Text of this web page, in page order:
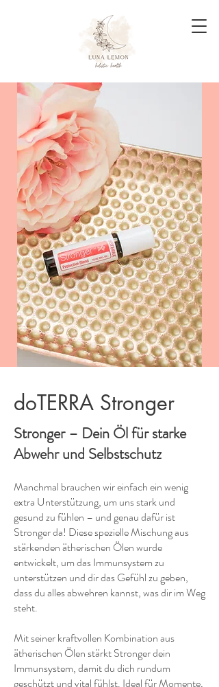
doTERRA Stronger
Stronger – Dein Öl für starke
Abwehr und Selbstschutz
Manchmal brauchen wir einfach ein wenig
extra Unterstützung, um uns stark und
gesund zu fühlen – und genau dafür ist
Stronger da! Diese spezielle Mischung aus
stärkenden ätherischen Ölen wurde
entwickelt, um das Immunsystem zu
unterstützen und dir das Gefühl zu geben,
dass du alles abwehren kannst, was dir im Weg
steht.
Mit seiner kraftvollen Kombination aus
ätherischen Ölen stärkt Stronger dein
Immunsystem, damit du dich rundum
geschützt und vital fühlst. Ideal für Momente,